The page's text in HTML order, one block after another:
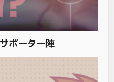
ポーター陣